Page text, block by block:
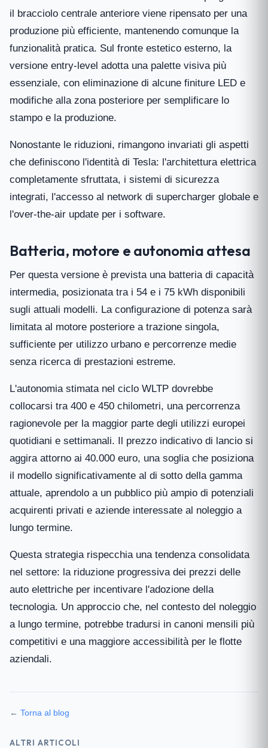
il bracciolo centrale anteriore viene ripensato per una
produzione più efficiente, mantenendo comunque la
funzionalità pratica. Sul fronte estetico esterno, la
versione entry-level adotta una palette visiva più
essenziale, con eliminazione di alcune finiture LED e
modifiche alla zona posteriore per semplificare lo
stampo e la produzione.
Nonostante le riduzioni, rimangono invariati gli aspetti
che definiscono l'identità di Tesla: l'architettura elettrica
completamente sfruttata, i sistemi di sicurezza
integrati, l'accesso al network di supercharger globale e
l'over-the-air update per i software.
Batteria, motore e autonomia attesa
Per questa versione è prevista una batteria di capacità
intermedia, posizionata tra i 54 e i 75 kWh disponibili
sugli attuali modelli. La configurazione di potenza sarà
limitata al motore posteriore a trazione singola,
sufficiente per utilizzo urbano e percorrenze medie
senza ricerca di prestazioni estreme.
L'autonomia stimata nel ciclo WLTP dovrebbe
collocarsi tra 400 e 450 chilometri, una percorrenza
ragionevole per la maggior parte degli utilizzi europei
quotidiani e settimanali. Il prezzo indicativo di lancio si
aggira attorno ai 40.000 euro, una soglia che posiziona
il modello significativamente al di sotto della gamma
attuale, aprendolo a un pubblico più ampio di potenziali
acquirenti privati e aziende interessate al noleggio a
lungo termine.
Questa strategia rispecchia una tendenza consolidata
nel settore: la riduzione progressiva dei prezzi delle
auto elettriche per incentivare l'adozione della
tecnologia. Un approccio che, nel contesto del noleggio
a lungo termine, potrebbe tradursi in canoni mensili più
competitivi e una maggiore accessibilità per le flotte
aziendali.
← Torna al blog
ALTRI ARTICOLI